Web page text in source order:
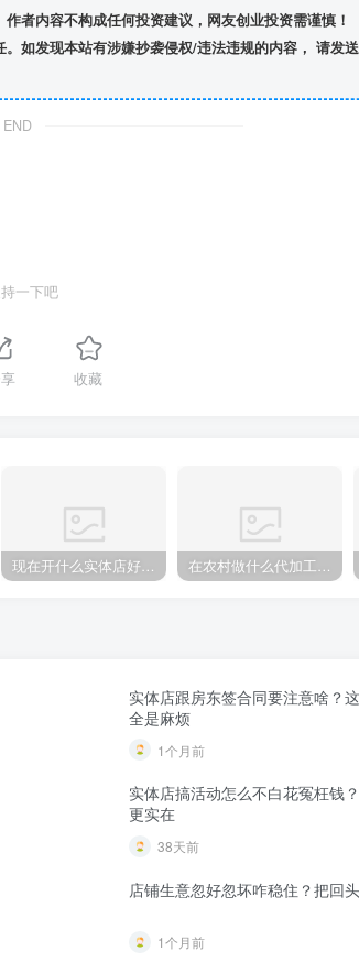
者内容不构成任何投资建议，网友创业投资需谨慎！
如发现本站有涉嫌抄袭侵权/违法违规的内容， 请发
一下吧
收藏
现在开什么实体店好经营？普通人也能起步的几个门类 在农村做什么代加工比较好？这几个火热手工活代理加工项目，你知道吗？
实体店跟房东签合同要注意啥？
全是麻烦
1个月前
实体店搞活动怎么不白花冤枉钱
更实在
38天前
店铺生意忽好忽坏咋稳住？把回
1个月前